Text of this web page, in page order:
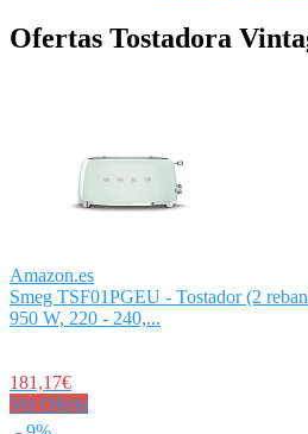
Ofertas Tostadora
Amazon.es
Smeg TSF01PGEU - Tostador (2
950 W, 220 - 240,...
181,17€
Ver Oferta